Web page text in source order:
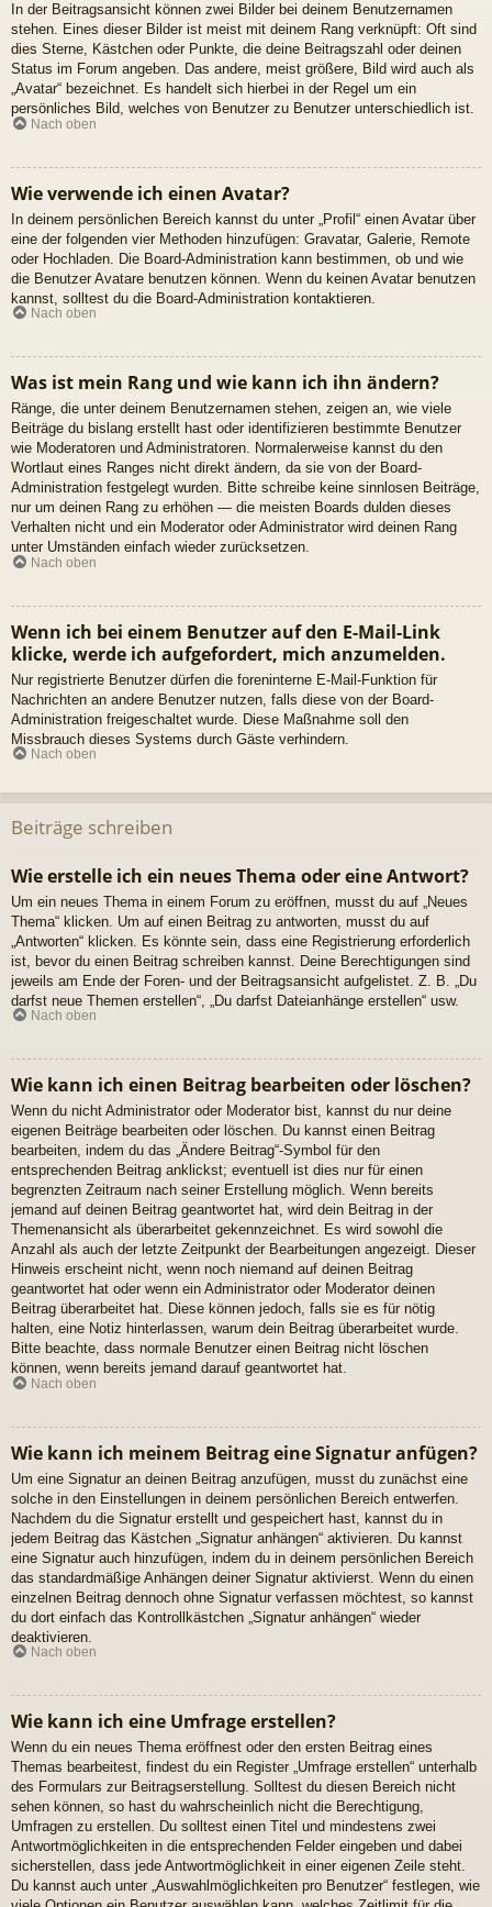
In der Beitragsansicht können zwei Bilder bei deinem Benutzernamen
stehen. Eines dieser Bilder ist meist mit deinem Rang verknüpft: Oft sind
dies Sterne, Kästchen oder Punkte, die deine Beitragszahl oder deinen
Status im Forum angeben. Das andere, meist größere, Bild wird auch als
„Avatar“ bezeichnet. Es handelt sich hierbei in der Regel um ein
persönliches Bild, welches von Benutzer zu Benutzer unterschiedlich ist.
Nach oben
Wie verwende ich einen Avatar?
In deinem persönlichen Bereich kannst du unter „Profil“ einen Avatar über
eine der folgenden vier Methoden hinzufügen: Gravatar, Galerie, Remote
oder Hochladen. Die Board-Administration kann bestimmen, ob und wie
die Benutzer Avatare benutzen können. Wenn du keinen Avatar benutzen
kannst, solltest du die Board-Administration kontaktieren.
Nach oben
Was ist mein Rang und wie kann ich ihn ändern?
Ränge, die unter deinem Benutzernamen stehen, zeigen an, wie viele
Beiträge du bislang erstellt hast oder identifizieren bestimmte Benutzer
wie Moderatoren und Administratoren. Normalerweise kannst du den
Wortlaut eines Ranges nicht direkt ändern, da sie von der Board-
Administration festgelegt wurden. Bitte schreibe keine sinnlosen Beiträge,
nur um deinen Rang zu erhöhen — die meisten Boards dulden dieses
Verhalten nicht und ein Moderator oder Administrator wird deinen Rang
unter Umständen einfach wieder zurücksetzen.
Nach oben
Wenn ich bei einem Benutzer auf den E-Mail-Link
klicke, werde ich aufgefordert, mich anzumelden.
Nur registrierte Benutzer dürfen die foreninterne E-Mail-Funktion für
Nachrichten an andere Benutzer nutzen, falls diese von der Board-
Administration freigeschaltet wurde. Diese Maßnahme soll den
Missbrauch dieses Systems durch Gäste verhindern.
Nach oben
Beiträge schreiben
Wie erstelle ich ein neues Thema oder eine Antwort?
Um ein neues Thema in einem Forum zu eröffnen, musst du auf „Neues
Thema“ klicken. Um auf einen Beitrag zu antworten, musst du auf
„Antworten“ klicken. Es könnte sein, dass eine Registrierung erforderlich
ist, bevor du einen Beitrag schreiben kannst. Deine Berechtigungen sind
jeweils am Ende der Foren- und der Beitragsansicht aufgelistet. Z. B. „Du
darfst neue Themen erstellen“, „Du darfst Dateianhänge erstellen“ usw.
Nach oben
Wie kann ich einen Beitrag bearbeiten oder löschen?
Wenn du nicht Administrator oder Moderator bist, kannst du nur deine
eigenen Beiträge bearbeiten oder löschen. Du kannst einen Beitrag
bearbeiten, indem du das „Ändere Beitrag“-Symbol für den
entsprechenden Beitrag anklickst; eventuell ist dies nur für einen
begrenzten Zeitraum nach seiner Erstellung möglich. Wenn bereits
jemand auf deinen Beitrag geantwortet hat, wird dein Beitrag in der
Themenansicht als überarbeitet gekennzeichnet. Es wird sowohl die
Anzahl als auch der letzte Zeitpunkt der Bearbeitungen angezeigt. Dieser
Hinweis erscheint nicht, wenn noch niemand auf deinen Beitrag
geantwortet hat oder wenn ein Administrator oder Moderator deinen
Beitrag überarbeitet hat. Diese können jedoch, falls sie es für nötig
halten, eine Notiz hinterlassen, warum dein Beitrag überarbeitet wurde.
Bitte beachte, dass normale Benutzer einen Beitrag nicht löschen
können, wenn bereits jemand darauf geantwortet hat.
Nach oben
Wie kann ich meinem Beitrag eine Signatur anfügen?
Um eine Signatur an deinen Beitrag anzufügen, musst du zunächst eine
solche in den Einstellungen in deinem persönlichen Bereich entwerfen.
Nachdem du die Signatur erstellt und gespeichert hast, kannst du in
jedem Beitrag das Kästchen „Signatur anhängen“ aktivieren. Du kannst
eine Signatur auch hinzufügen, indem du in deinem persönlichen Bereich
das standardmäßige Anhängen deiner Signatur aktivierst. Wenn du einen
einzelnen Beitrag dennoch ohne Signatur verfassen möchtest, so kannst
du dort einfach das Kontrollkästchen „Signatur anhängen“ wieder
deaktivieren.
Nach oben
Wie kann ich eine Umfrage erstellen?
Wenn du ein neues Thema eröffnest oder den ersten Beitrag eines
Themas bearbeitest, findest du ein Register „Umfrage erstellen“ unterhalb
des Formulars zur Beitragserstellung. Solltest du diesen Bereich nicht
sehen können, so hast du wahrscheinlich nicht die Berechtigung,
Umfragen zu erstellen. Du solltest einen Titel und mindestens zwei
Antwortmöglichkeiten in die entsprechenden Felder eingeben und dabei
sicherstellen, dass jede Antwortmöglichkeit in einer eigenen Zeile steht.
Du kannst auch unter „Auswahlmöglichkeiten pro Benutzer“ festlegen, wie